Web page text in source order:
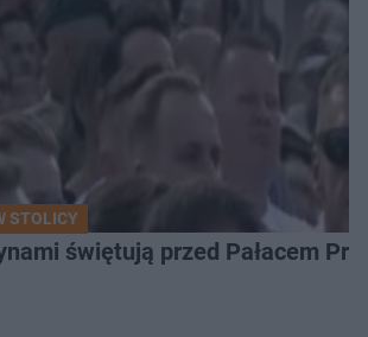
STOLICY
świętują przed Pałacem